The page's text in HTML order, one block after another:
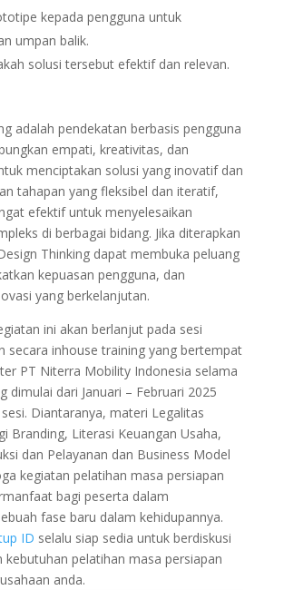
kepada pengguna untuk
umpan balik.
solusi tersebut efektif dan relevan.
adalah pendekatan berbasis pengguna
empati, kreativitas, dan
menciptakan solusi yang inovatif dan
tahapan yang fleksibel dan iteratif,
efektif untuk menyelesaikan
di berbagai bidang. Jika diterapkan
Thinking dapat membuka peluang
kepuasan pengguna, dan
yang berkelanjutan.
ini akan berlanjut pada sesi
secara inhouse training yang bertempat
PT Niterra Mobility Indonesia selama
dimulai dari Januari – Februari 2025
Diantaranya, materi Legalitas
Branding, Literasi Keuangan Usaha,
dan Pelayanan dan Business Model
kegiatan pelatihan masa persiapan
bagi peserta dalam
fase baru dalam kehidupannya.
ID selalu siap sedia untuk berdiskusi
kebutuhan pelatihan masa persiapan
anda.